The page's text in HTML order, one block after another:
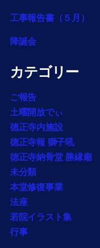
工事報告書（５月）
降誕会
カテゴリー
ご報告
土曜開放でぃ
徳正寺内施設
徳正寺報 獅子吼
徳正寺納骨堂 勝縁廟
未分類
本堂修復事業
法座
若院イラスト集
行事